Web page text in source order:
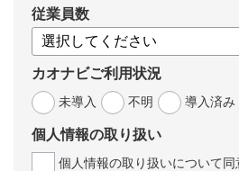
従業員数
カオナビご利用状況
未導入
不明 導入済み
個人情報の取り扱い
個人情報の取り扱いについて同